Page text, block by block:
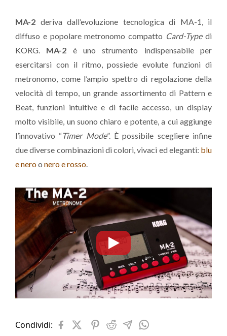
MA-2 deriva dall’evoluzione tecnologica di MA-1, il
diffuso e popolare metronomo compatto Card-Typedi
KORG. MA-2 è uno strumento indispensabile per
esercitarsi con il ritmo, possiede evolute funzioni di
metronomo, come l’ampio spettro di regolazione della
velocità di tempo, un grande assortimento di Pattern e
Beat, funzioni intuitive e di facile accesso, un display
molto visibile, un suono chiaro e potente, a cui aggiunge
l’innovativo “Timer Mode”. È possibile scegliere infine
due diverse combinazioni di colori, vivaci ed eleganti: blu
e neroo nero e rosso
Condividi: